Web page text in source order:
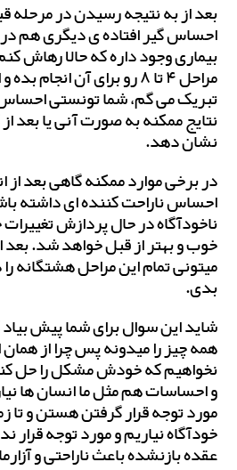
بعد از به نتیجه رسیدن در مرحله
احساس گیر افتاده ی دیگری هم
بیماری وجود داره که حالا رهاش
مراحل ۴ تا ۸ رو برای آن
تبریک می گم، شما تونستی احساس
نتایج ممکنه به صورت آنی یا
نشان دهد.
در برخی موارد ممکنه گاهی بعد از
احساس ناراحت کننده ای داشته
ناخودآگاه در حال پردازش
خوب و بهتر از قبل خواهد شد. بعد
میتونی تمام این مراحل هشتگانه
بدی.
شاید این سوال برای شما پیش
همه چیز را میدونه پس چرا از همان
نخواهیم که خودش مشکل را حل
و احساسات هم مثل ما انسان ها
مورد توجه قرار گرفتن هستن و تا
خودآگاه نیاریم و مورد توجه قرار
عقده بازنشده باعث ناراحتی و